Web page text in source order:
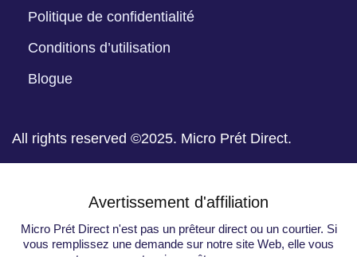
Politique de confidentialité
Conditions d’utilisation
Blogue
All rights reserved ©2025. Micro Prét Direct.
Avertissement d'affiliation
Micro Prét Direct n'est pas un prêteur direct ou un courtier. Si
vous remplissez une demande sur notre site Web, elle vous